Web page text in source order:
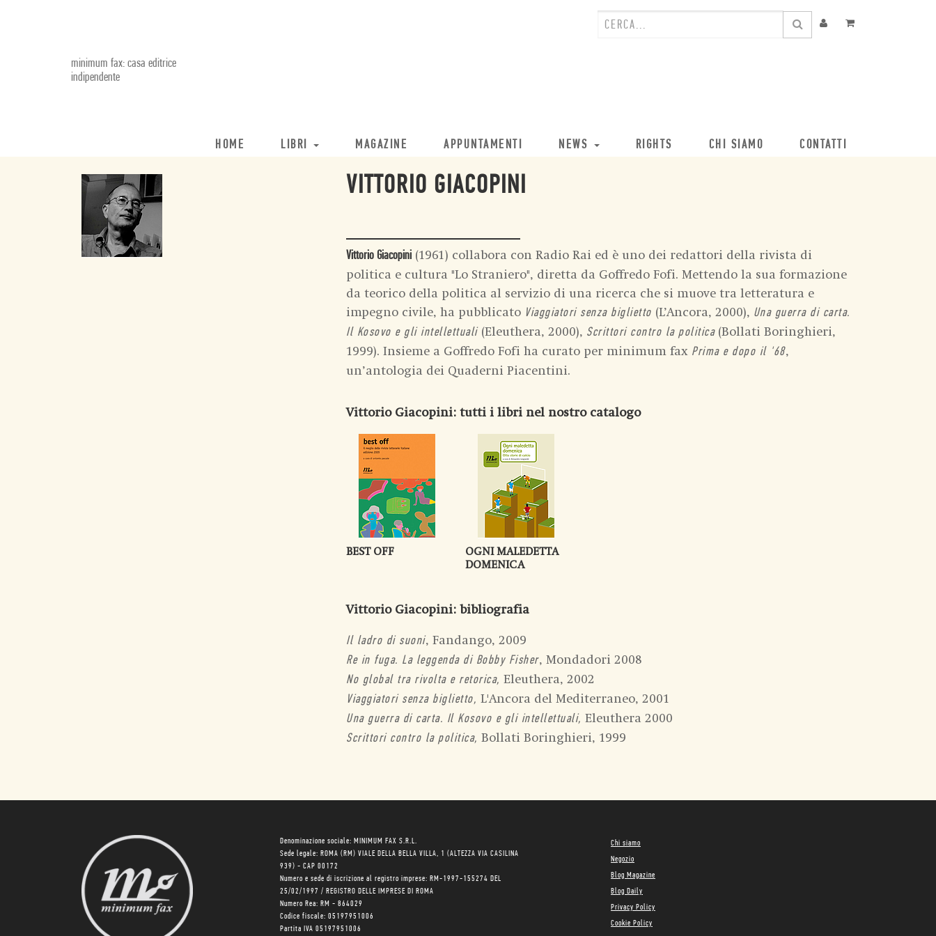
minimum fax: casa editrice
indipendente
HOME LIBRI MAGAZINE APPUNTAMENTI NEWS RIGHTS CHI SIAMO CONTATTI
VITTORIO GIACOPINI
Vittorio Giacopini (1961) collabora con Radio Rai ed è uno dei redattori della rivista di
politica e cultura "Lo Straniero", diretta da Goffredo Fofi. Mettendo la sua formazione
da teorico della politica al servizio di una ricerca che si muove tra letteratura e
impegno civile, ha pubblicato Viaggiatori senza biglietto (L’Ancora, 2000), Una guerra di carta.
Il Kosovo e gli intellettuali (Eleuthera, 2000), Scrittori contro la politica(Bollati Boringhieri,
1999). Insieme a Goffredo Fofi ha curato per minimum fax Prima e dopo il '68,
un’antologia dei Quaderni Piacentini.
Vittorio Giacopini: tutti i libri nel nostro catalogo
BEST OFF
OGNI MALEDETTA
DOMENICA
Vittorio Giacopini: bibliografia
Il ladro di suoni, Fandango, 2009
Re in fuga. La leggenda di Bobby Fisher, Mondadori 2008
No global tra rivolta e retorica, Eleuthera, 2002
Viaggiatori senza biglietto, L'Ancora del Mediterraneo, 2001
Una guerra di carta. Il Kosovo e gli intellettuali, Eleuthera 2000
Scrittori contro la politica, Bollati Boringhieri, 1999
Denominazione sociale: MINIMUM FAX S.R.L.
Sede legale: ROMA (RM) VIALE DELLA BELLA VILLA, 1 (ALTEZZA VIA CASILINA
939) - CAP 00172
Numero e sede di iscrizione al registro imprese: RM-1997-155274 DEL
25/02/1997 / REGISTRO DELLE IMPRESE DI ROMA
Numero Rea: RM - 864029
Codice fiscale: 05197951006
Partita IVA 05197951006
Chi siamo
Negozio
Blog Magazine
Blog Daily
Privacy Policy
Cookie Policy